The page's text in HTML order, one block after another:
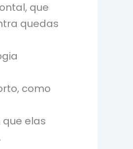
que
quedas
como
elas